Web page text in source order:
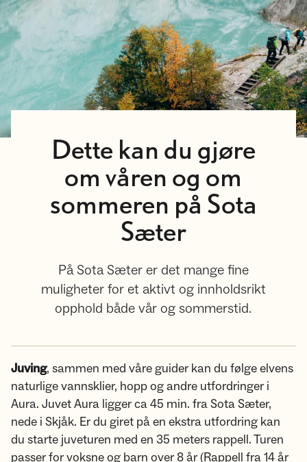
Dette kan du gjøre
om våren og om
sommeren på Sota
Sæter
På Sota Sæter er det mange fine
muligheter for et aktivt og innholdsrikt
opphold både vår og sommerstid.
Juving, sammen med våre guider kan du følge elvens
naturlige vannsklier, hopp og andre utfordringer i
Aura. Juvet Aura ligger ca 45 min. fra Sota Sæter,
nede i Skjåk. Er du giret på en ekstra utfordring kan
du starte juveturen med en 35 meters rappell. Turen
passer for voksne og barn over 8 år (Rappell fra 14 år